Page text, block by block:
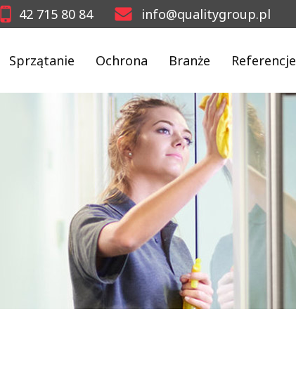
42 715 80 84 info@qualitygroup.pl
Sprzątanie Ochrona Branże Referencje